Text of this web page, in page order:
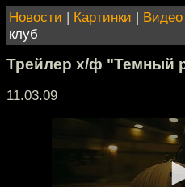
Новости | Картинки | Видео
клуб
Трейлер х/ф "Темный
11.03.09